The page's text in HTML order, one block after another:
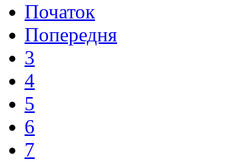
Початок
Попередня
3
4
5
6
7